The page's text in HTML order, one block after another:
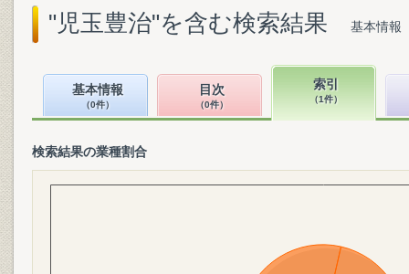
"児玉豊治"を含む検索結果 基本情報
基本情報
（0件）
目次
（0件）
索引
（1件）
検索結果の業種割合